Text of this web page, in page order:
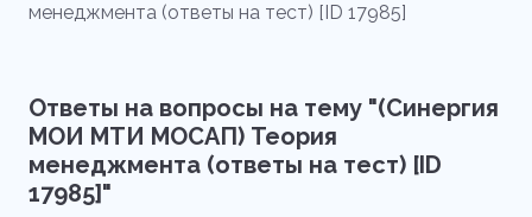
менеджмента (ответы на тест) [ID 17985]
Ответы на вопросы на тему "(Синергия
МОИ МТИ МОСАП) Теория
менеджмента (ответы на тест) [ID
17985]"